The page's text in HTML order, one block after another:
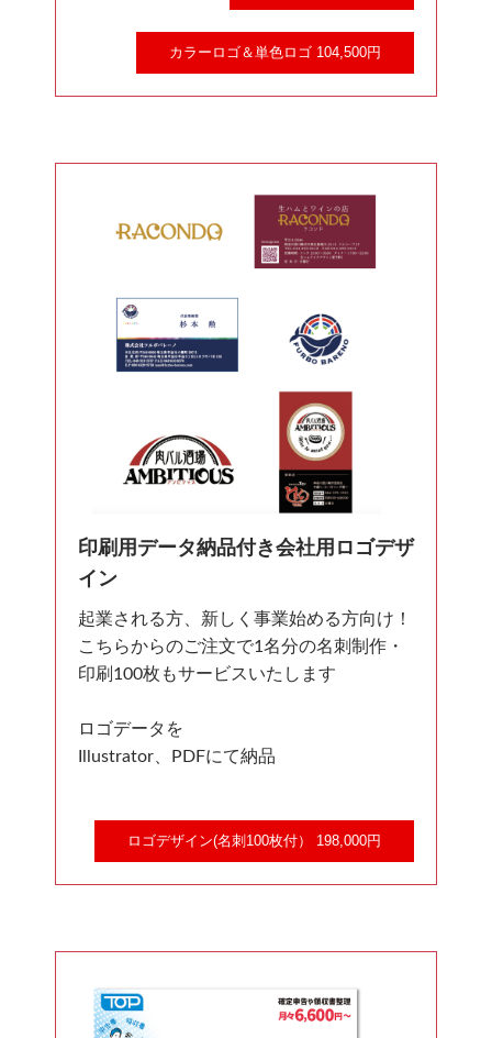
カラーロゴ＆単色ロゴ 104,500円
印刷用データ納品付き会社用ロゴデザ
イン
起業される方、新しく事業始める方向け！
こちらからのご注文で1名分の名刺制作・
印刷100枚もサービスいたします
ロゴデータを
Illustrator、PDFにて納品
ロゴデザイン(名刺100枚付） 198,000円